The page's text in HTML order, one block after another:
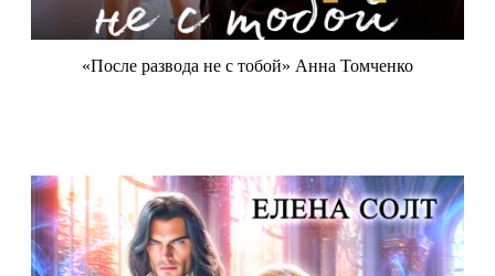
«После развода не с тобой» Анна Томченко